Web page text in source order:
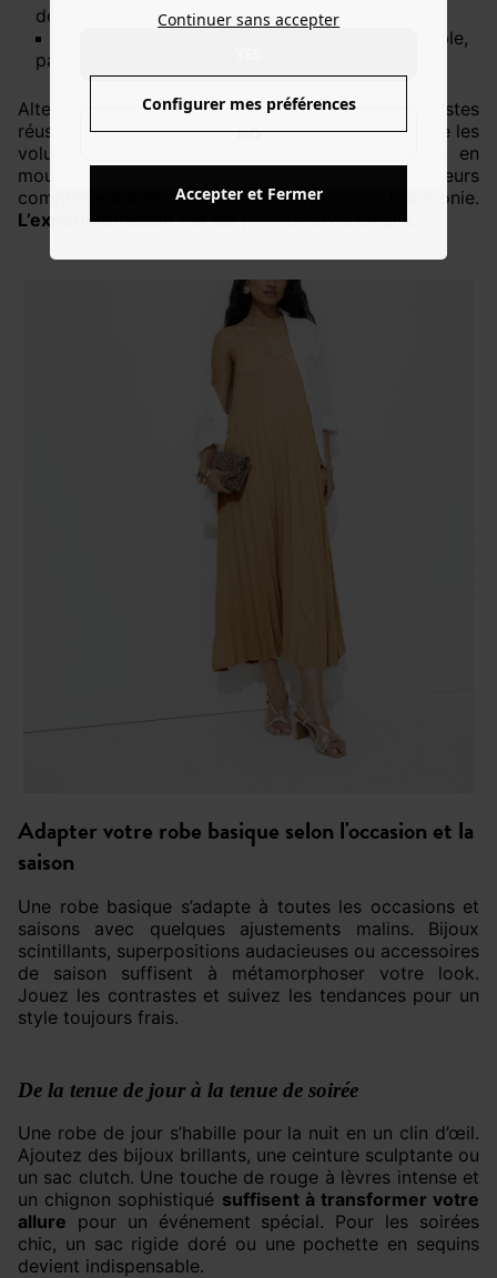
NO
démarquer.
: Un look automnal et confortable,
parfait pour affronter le froid avec style.
Alternez longueurs et textures pour des contrastes
réussis. Un pull court sur une robe longue équilibre les
volumes. Un blouson en cuir avec une robe en
mousseline oppose douceur et force. Les couleurs
complémentaires renforcent l’harmonie.
L’expérimentation est clépour un style unique.
Adapter votre robe basique selon l'occasion et la
saison
Une robe basique s’adapte à toutes les occasions et
saisons avec quelques ajustements malins. Bijoux
scintillants, superpositions audacieuses ou accessoires
de saison suffisent à métamorphoser votre look.
Jouez les contrastes et suivez les tendances pour un
style toujours frais.
De la tenue de jour à la tenue de soirée
Une robe de jour s’habille pour la nuit en un clin d’œil.
Ajoutez des bijoux brillants, une ceinture sculptante ou
un sac clutch. Une touche de rouge à lèvres intense et
un chignon sophistiqué suffisent à transformer votre
allure pour un événement spécial. Pour les soirées
chic, un sac rigide doré ou une pochette en sequins
devient indispensable.
Continuer sans accepter
Configurer mes préférences
Accepter et Fermer